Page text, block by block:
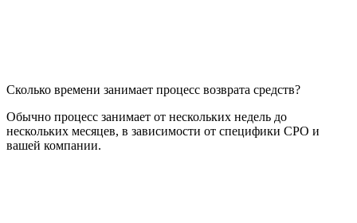
Сколько времени занимает процесс возврата средств?
Обычно процесс занимает от нескольких недель до
нескольких месяцев, в зависимости от специфики СРО и
вашей компании.